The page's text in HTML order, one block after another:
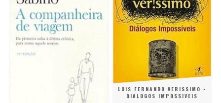
LUIS FERNANDO VERISSIMO -
DIALOGOS IMPOSSIVEIS